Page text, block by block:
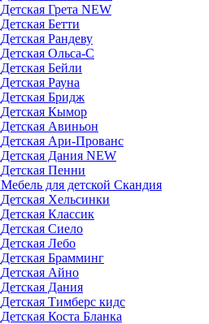
Детская Грета NEW
Детская Бетти
Детская Рандеву
Детская Ольса-С
Детская Бейли
Детская Рауна
Детская Бридж
Детская Кымор
Детская Авиньон
Детская Ари-Прованс
Детская Дания NEW
Детская Пенни
Мебель для детской Скандия
Детская Хельсинки
Детская Классик
Детская Сиело
Детская Лебо
Детская Брамминг
Детская Айно
Детская Дания
Детская Тимберс кидс
Детская Коста Бланка